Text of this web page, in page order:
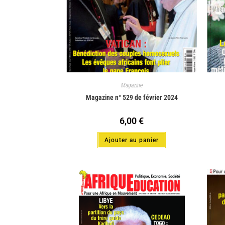
Magazine
Magazine n° 529 de février 2024
6,00€
Ajouter au panier